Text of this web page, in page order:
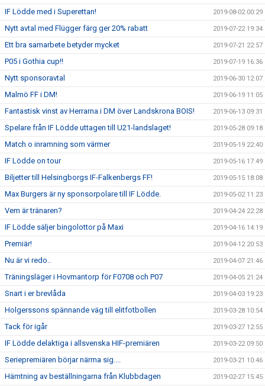
IF Lödde med i Superettan! 2019-08-02 00:29
Nytt avtal med Flügger färg ger 20% rabatt 2019-07-22 19:34
Ett bra samarbete betyder mycket 2019-07-21 22:57
P05 i Gothia cup!! 2019-07-19 16:36
Nytt sponsoravtal 2019-06-30 12:07
Malmö FF i DM! 2019-06-19 11:05
Fantastisk vinst av Herrarna i DM över Landskrona BOIS! 2019-06-13 09:31
Spelare från IF Lödde uttagen till U21-landslaget! 2019-05-28 09:18
Match o inramning som värmer 2019-05-19 22:40
IF Lödde on tour 2019-05-16 17:49
Biljetter till Helsingborgs IF-Falkenbergs FF! 2019-05-15 18:08
Max Burgers är ny sponsorpolare till IF Lödde. 2019-05-02 11:23
Vem är tränaren? 2019-04-24 22:28
IF Lödde säljer bingolottor på Maxi 2019-04-16 14:19
Premiär! 2019-04-12 20:53
Nu är vi redo.. 2019-04-07 21:46
Träningsläger i Hovmantorp för F0708 och P07 2019-04-05 21:24
Snart i er brevlåda 2019-04-03 19:23
Holgerssons spännande väg till elitfotbollen 2019-03-28 10:54
Tack för igår 2019-03-27 12:55
IF Lödde delaktiga i allsvenska HIF-premiären 2019-03-22 09:50
Seriepremiären börjar närma sig.... 2019-03-21 10:46
Hämtning av beställningarna från Klubbdagen 2019-02-27 15:45